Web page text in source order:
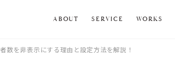
ABOUT SERVICE WORKS
数を非表示にする理由と設定方法を解説！